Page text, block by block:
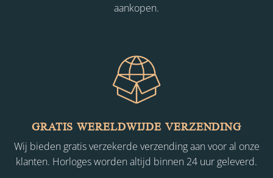
aankopen.
GRATIS WERELDWIJDE VERZENDING
Wij bieden gratis verzekerde verzending aan voor al onze
klanten. Horloges worden altijd binnen 24 uur geleverd.